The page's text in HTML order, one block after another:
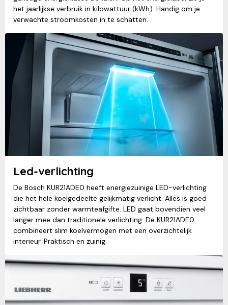
het jaarlijkse verbruik in kilowattuur (kWh). Handig om je
verwachte stroomkosten in te schatten.
Led-verlichting
De Bosch KUR21ADE0 heeft energiezuinige LED-verlichting
die het hele koelgedeelte gelijkmatig verlicht. Alles is goed
zichtbaar zonder warmteafgifte. LED gaat bovendien veel
langer mee dan traditionele verlichting. De KUR21ADE0
combineert slim koelvermogen met een overzichtelijk
interieur. Praktisch en zuinig.